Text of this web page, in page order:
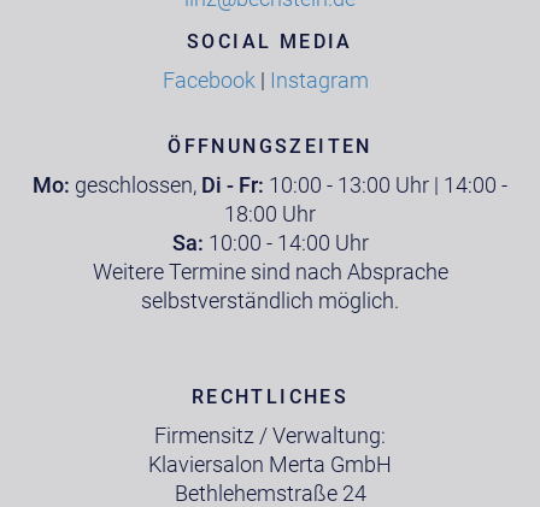
SOCIAL MEDIA
Facebook | Instagram
ÖFFNUNGSZEITEN
Mo: geschlossen, Di - Fr: 10:00 - 13:00 Uhr | 14:00 -
18:00 Uhr
Sa: 10:00 - 14:00 Uhr
Weitere Termine sind nach Absprache
selbstverständlich möglich.
RECHTLICHES
Firmensitz / Verwaltung:
Klaviersalon Merta GmbH
Bethlehemstraße 24